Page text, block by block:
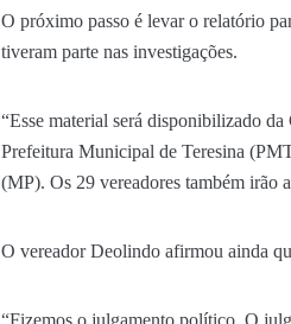
O próximo passo é levar o relatório
tiveram parte nas investigações.
“Esse material será disponibilizado
Prefeitura Municipal de Teresina
(MP). Os 29 vereadores também irão
O vereador Deolindo afirmou ainda
“Fizemos o julgamento político. O